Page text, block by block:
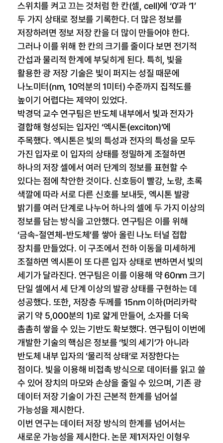
스위치를 켜고 끄는 것처럼 한 칸(셀, cell)에 ‘0’과 ‘1’
두 가지 상태로 정보를 기록한다. 더 많은 정보를
저장하려면 정보 저장 칸을 더 많이 만들어야 한다.
그러나 이를 위해 한 칸의 크기를 줄이다 보면 전기적
간섭과 물리적 한계에 부딪히게 된다. 특히, 빛을
활용한 광 저장 기술은 빛이 퍼지는 성질 때문에
나노미터(nm, 10억분의 1미터) 수준까지 집적도를
높이기 어렵다는 제약이 있었다.
박경덕 교수 연구팀은 반도체 내부에서 빛과 전자가
결합해 형성되는 입자인 ‘엑시톤(exciton)’에
주목했다. 엑시톤은 빛의 특성과 전자의 특성을 모두
가진 입자로 이 입자의 상태를 정밀하게 조절하면
하나의 저장 셀에서 여러 단계의 정보를 표현할 수
있다는 점에 착안한 것이다. 신호등이 빨강, 노랑, 초록
색깔에 따라 서로 다른 신호를 보내듯, 엑시톤 발광
밝기를 여러 단계로 나누어 하나의 셀에 두 가지 이상의
정보를 담는 방식을 고안했다. 연구팀은 이를 위해
‘금속-절연체-반도체’를 쌓아 올린 나노 터널 접합
장치를 만들었다. 이 구조에서 전하 이동을 미세하게
조절하면 엑시톤이 또 다른 입자 상태로 변하면서 빛의
세기가 달라진다. 연구팀은 이를 이용해 약 60nm 크기
단일 셀에서 세 단계 이상의 발광 상태를 구현하는 데
성공했다. 또한, 저장층 두께를 15nm 이하(머리카락
굵기 약 5,000분의 1)로 얇게 만들어, 소자를 더욱
촘촘히 쌓을 수 있는 기반도 확보했다. 연구팀이 이번에
개발한 기술의 핵심은 정보를 ‘빛의 세기’가 아니라
반도체 내부 입자의 ‘물리적 상태’로 저장한다는
점이다. 빛을 이용해 비접촉 방식으로 데이터를 읽고 쓸
수 있어 장치의 마모와 손상을 줄일 수 있으며, 기존 광
데이터 저장 기술이 가진 근본적 한계를 넘어설
가능성을 제시한다.
이번 연구는 데이터 저장 방식의 한계를 넘어서는
새로운 가능성을 제시한다. 논문 제1저자인 이형우